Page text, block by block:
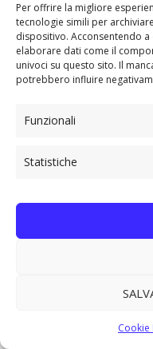
Per offrire la migliore
tecnologie simili per
dispositivo. Acconsentendo
elaborare dati come il
univoci su questo sito. Il
potrebbero influire
Funzionali
Statistiche
Cookie